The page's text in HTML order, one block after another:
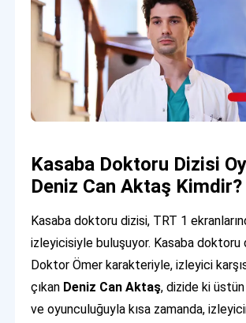
Kasaba Doktoru Dizisi
Deniz Can Aktaş Kimdir?
Kasaba doktoru dizisi, TRT 1
izleyicisiyle buluşuyor. Kasaba doktoru
Doktor Ömer karakteriyle, izleyici
çıkan Deniz Can Aktaş, dizide ki
ve oyunculuğuyla kısa zamanda,